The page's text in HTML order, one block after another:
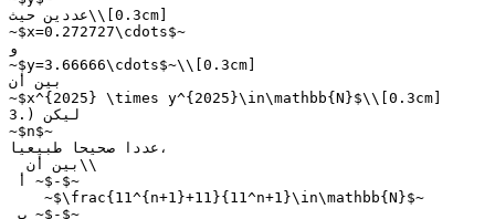
عددين حيث\\[0.3cm]
~$x=0.272727\cdots$~
و
~$y=3.66666\cdots$~\\[0.3cm]
بين أن
~$x^{2025} \times y^{2025}\in\mathbb{N}$\\[0.3cm]
3.) ليكن
~$n$~
عددا صحيحا طبيعيا،
    ~$\frac{11^{n+1}+11}{11^n+1}\in\mathbb{N}$~